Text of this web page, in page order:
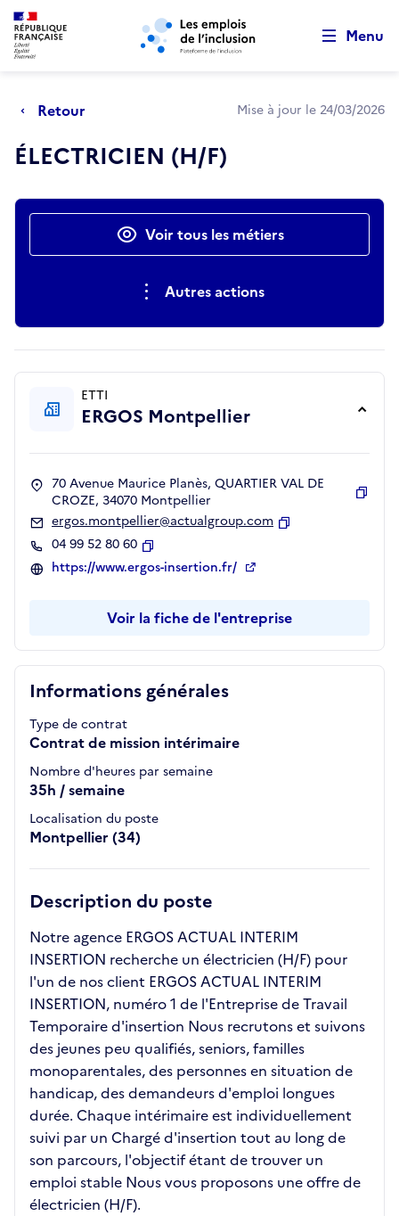
Aller au menu principal Aller au contenu principal
Menu
Retour Mise à jour le 24/03/2026
ÉLECTRICIEN (H/F)
Actions rapidesVoir tous les métiers
Autres actions
Informations générales
Type de contrat
Contrat de mission intérimaire
Nombre d'heures par semaine
35h / semaine
Localisation du poste
Montpellier (34)
Description du poste
Notre agence ERGOS ACTUAL INTERIM
INSERTION recherche un électricien (H/F) pour
l'un de nos client ERGOS ACTUAL INTERIM
INSERTION, numéro 1 de l'Entreprise de Travail
Temporaire d'insertion Nous recrutons et suivons
des jeunes peu qualifiés, seniors, familles
monoparentales, des personnes en situation de
handicap, des demandeurs d'emploi longues
durée. Chaque intérimaire est individuellement
suivi par un Chargé d'insertion tout au long de
son parcours, l'objectif étant de trouver un
emploi stable Nous vous proposons une offre de
électricien (H/F).
ETTI
ERGOS Montpellier
70 Avenue Maurice Planès, QUARTIER VAL DE
CROZE, 34070 Montpellier
ergos.montpellier@actualgroup.com
04 99 52 80 60
Copier
https://www.ergos-insertion.fr/
Voir la fiche de l'entreprise
Retour au début de la page
Panneau de gestion des cookies